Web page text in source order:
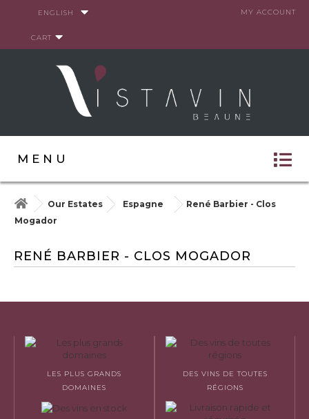
MY ACCOUNT
ENGLISH
CART
MENU
Our Estates Espagne
René Barbier - Clos
Mogador
RENÉ BARBIER - CLOS MOGADOR
LES PLUS GRANDS
DOMAINES
DES VINS DE TOUTES
RÉGIONS